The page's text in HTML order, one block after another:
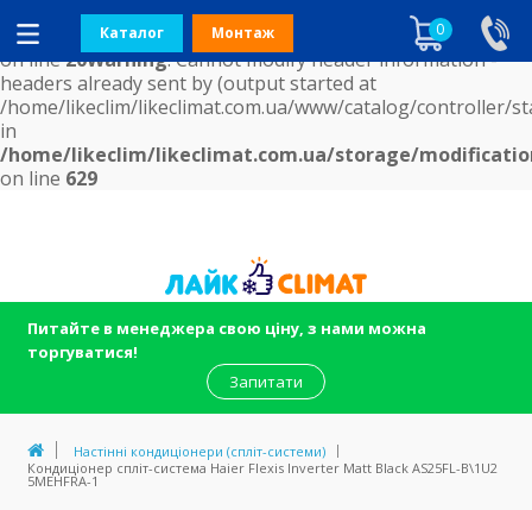
: getimagesize(): Read error! in
/home/likeclim/likeclimat.com.ua/www/catalog/
on line20Warning: Cannot modify header information -
headers already sent by (output started at
/home/likeclim/likeclimat.com.ua/www/catalog/controller/
in
/home/likeclim/likeclimat.com.ua/storage/
on line 629
Каталог Монтаж 0
Питайте в менеджера свою ціну, з нами можна
торгуватися!
Запитати
Настінні кондиціонери (спліт-системи)
Кондиціонер спліт-система Haier Flexis Inverter Matt Black AS25FL-B\1U2
5MEHFRA-1